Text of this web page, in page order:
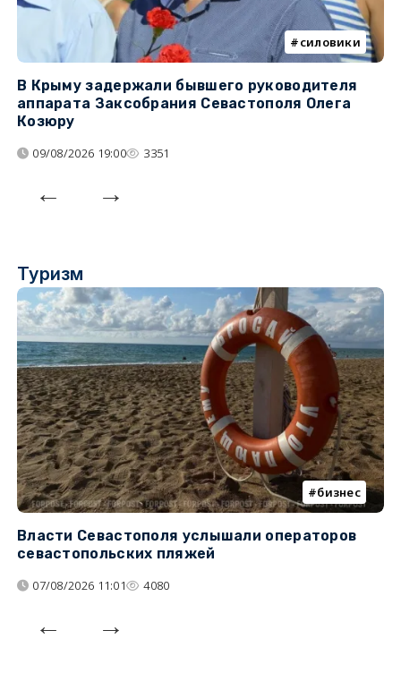
силовики
В Крыму задержали бывшего руководителя
аппарата Заксобрания Севастополя Олега
Козюру
09/08/2026 19:00 3351
Туризм
бизнес
Власти Севастополя услышали операторов
севастопольских пляжей
07/08/2026 11:01 4080